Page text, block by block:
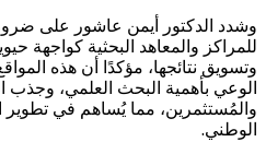
وشدد الدكتور أيمن عاشور على
للمراكز والمعاهد البحثية كواجهة
وتسويق نتائجها، مؤكدًا أن هذه
الوعي بأهمية البحث العلمي، وجذب
والمُستثمرين، مما يُساهم في تطوير
الوطني.